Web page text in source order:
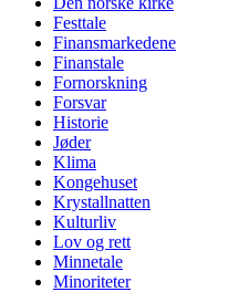
Festtale
Finansmarkedene
Finanstale
Fornorskning
Forsvar
Historie
Jøder
Klima
Kongehuset
Krystallnatten
Kulturliv
Lov og rett
Minnetale
Minoriteter